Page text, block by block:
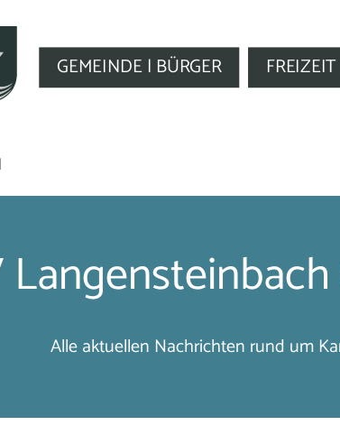
GEMEINDE | BÜRGER
Alle aktuellen Nachrichten rund um